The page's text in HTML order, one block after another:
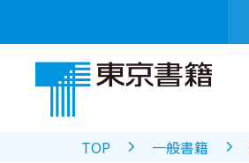
TOP 一般書籍